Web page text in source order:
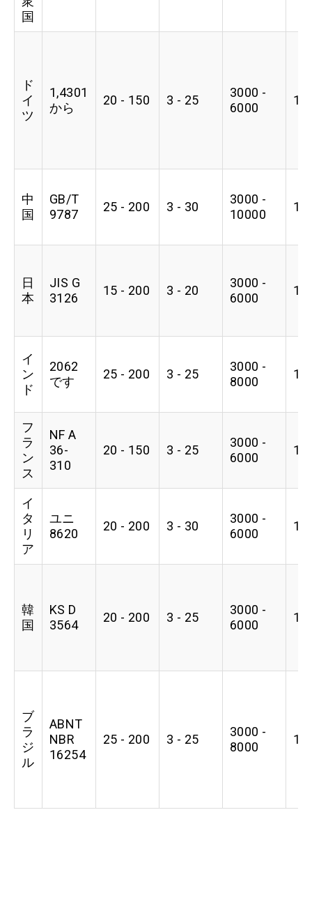
国
ド
イ
ツ
1,4301
から
20 - 150 3 - 25
3000 -
6000
1
中
国
GB/T
9787
25 - 200 3 - 30
3000 -
10000
1
日
本
JIS G
3126
15 - 200 3 - 20
3000 -
6000
1
イ
ン
ド
2062
です
25 - 200 3 - 25
3000 -
8000
1
フ
ラ
ン
ス
NF A
36-
310
20 - 150 3 - 25
3000 -
6000
1
イ
タ
リ
ア
ユニ
8620
20 - 200 3 - 30
3000 -
6000
1
韓
国
KS D
3564
20 - 200 3 - 25
3000 -
6000
1
ブ
ラ
ジ
ル
ABNT
NBR
16254
25 - 200 3 - 25
3000 -
8000
1